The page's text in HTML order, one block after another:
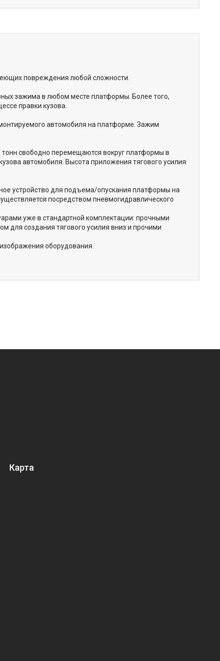
повреждения любой сложности.
зажима в любом месте платформы. Более того,
правки кузова.
автомобиля на платформе. Зажим
свободно перемещаются вокруг платформы в
автомобиля. Высота приложения тягового усилия
устройство для подъема/опускания платформы на
посредством пневмогидравлического
уже в стандартной комплектации: прочными
для создания тягового усилия вниз и прочими
оборудования.
Карта